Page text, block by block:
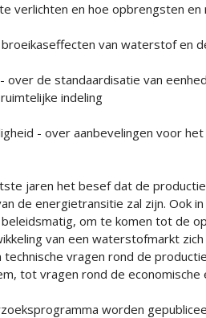
verlichten en hoe opbrengsten en
van waterstof en de
de standaardisatie van
indeling
- over aanbevelingen voor het
jaren het besef dat de
de energietransitie zal zijn. Ook
om te komen tot de
van een waterstofmarkt
vragen rond de
tot vragen rond de economische
worden